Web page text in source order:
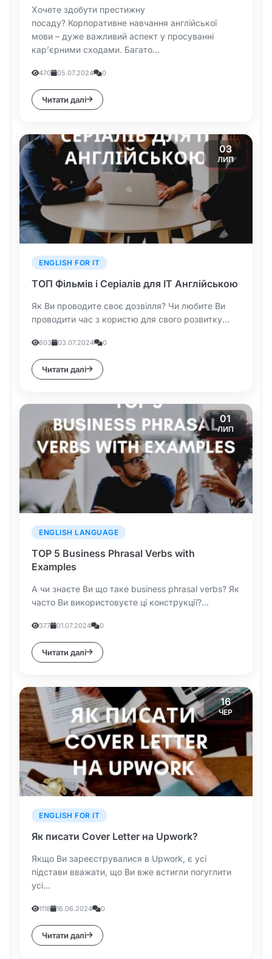
Хочете здобути престижну
посаду? Корпоративне навчання англійської
мови – дуже важливий аспект у просуванні
кар’єрними сходами. Багато...
470 05.07.2024 0
Читати далі
03
ЛИП
ENGLISH FOR IT
ТОП Фільмів і Серіалів для IT Англійською
Як Ви проводите своє дозвілля? Чи любите Ви
проводити час з користю для свого розвитку...
603 03.07.2024 0
Читати далі
01
ЛИП
ENGLISH LANGUAGE
TOP 5 Business Phrasal Verbs with
Examples
А чи знаєте Ви що таке business phrasal verbs? Як
часто Ви використовуєте ці конструкції?...
377 01.07.2024 0
Читати далі
16
ЧЕР
ENGLISH FOR IT
Як писати Cover Letter на Upwork?
Якщо Ви зареєструвалися в Upwork, є усі
підстави вважати, що Ви вже встигли погуглити
усі...
1118 16.06.2024 0
Читати далі